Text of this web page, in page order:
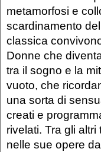
metamorfosi e
scardinamento
classica
Donne che
tra il sogno e la
vuoto, che
una sorta di
creati e
rivelati. Tra gli
nelle sue opere